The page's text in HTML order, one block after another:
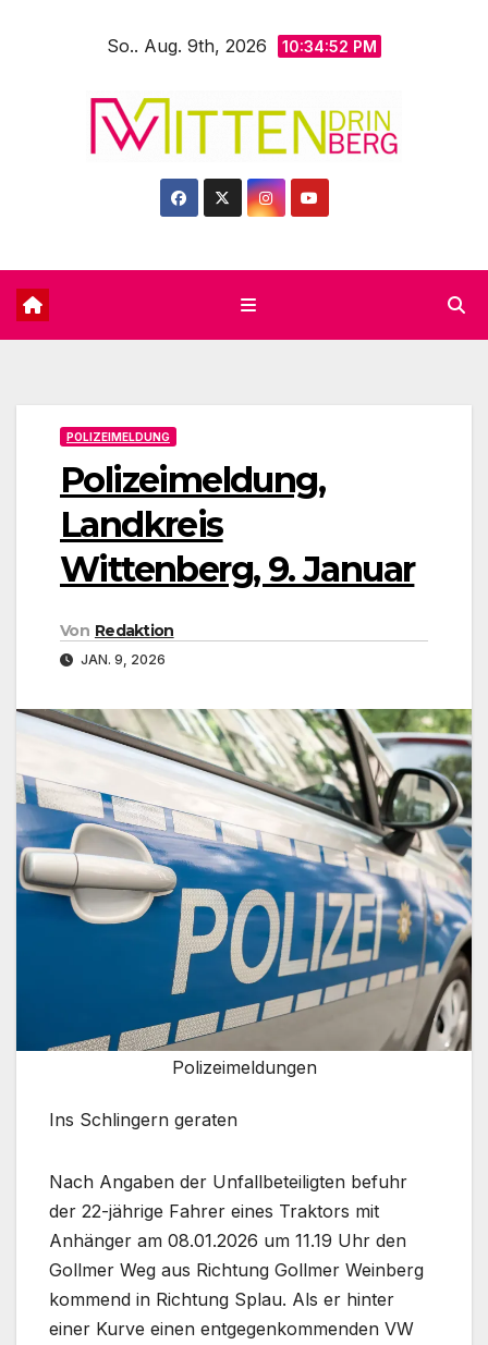
So.. Aug. 9th, 2026 10:34:54 PM
POLIZEIMELDUNG
Polizeimeldung,
Landkreis
Wittenberg, 9. Januar
Von Redaktion
JAN. 9, 2026
Polizeimeldungen
Ins Schlingern geraten
Nach Angaben der Unfallbeteiligten befuhr
der 22-jährige Fahrer eines Traktors mit
Anhänger am 08.01.2026 um 11.19 Uhr den
Gollmer Weg aus Richtung Gollmer Weinberg
kommend in Richtung Splau. Als er hinter
einer Kurve einen entgegenkommenden VW